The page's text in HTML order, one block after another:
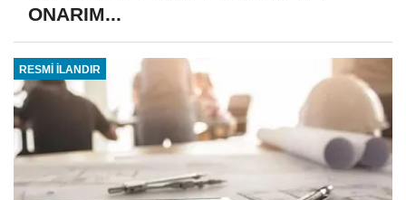
ONARIM...
RESMİ İLANDIR